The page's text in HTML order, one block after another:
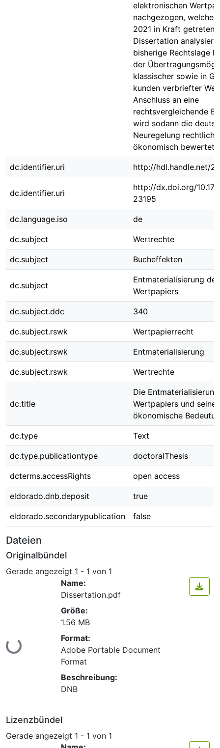
elektronischen
nachgezogen, welches
2021 in Kraft getreten
Dissertation analysiert
bisherige Rechtslage
der
klassischer sowie in
kunden verbriefter
Anschluss an eine
rechtsvergleichende
wird sodann die
Neuregelung rechtlich
ökonomisch bewertet.
dc.identifier.uri http://hdl.handle.net/
dc.identifier.uri
http://dx.doi.org/
23195
dc.language.iso de
dc.subject Wertrechte
dc.subject Bucheffekten
dc.subject
Entmaterialisierung des
Wertpapiers
dc.subject.ddc 340
dc.subject.rswk Wertpapierrecht
dc.subject.rswk Entmaterialisierung
dc.subject.rswk Wertrechte
dc.title
Die
Wertpapiers und seine
ökonomische
dc.type Text
dc.type.publicationtype doctoralThesis
dcterms.accessRights open access
eldorado.dnb.deposit true
eldorado.secondarypublication false
Dateien
Originalbündel
Gerade angezeigt 1 - 1 von 1
Lade...
Name:
Dissertation.pdf
Größe:
1.56 MB
Format:
Adobe Portable Document
Format
Beschreibung:
DNB
Lizenzbündel
Gerade angezeigt 1 - 1 von 1